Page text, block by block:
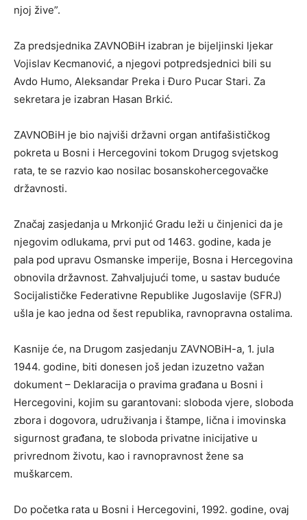
njoj žive”.
Za predsjednika ZAVNOBiH izabran je bijeljinski ljekar
Vojislav Kecmanović, a njegovi potpredsjednici bili su
Avdo Humo, Aleksandar Preka i Đuro Pucar Stari. Za
sekretara je izabran Hasan Brkić.
ZAVNOBiH je bio najviši državni organ antifašističkog
pokreta u Bosni i Hercegovini tokom Drugog svjetskog
rata, te se razvio kao nosilac bosanskohercegovačke
državnosti.
Značaj zasjedanja u Mrkonjić Gradu leži u činjenici da je
njegovim odlukama, prvi put od 1463. godine, kada je
pala pod upravu Osmanske imperije, Bosna i Hercegovina
obnovila državnost. Zahvaljujući tome, u sastav buduće
Socijalističke Federativne Republike Jugoslavije (SFRJ)
ušla je kao jedna od šest republika, ravnopravna ostalima.
Kasnije će, na Drugom zasjedanju ZAVNOBiH-a, 1. jula
1944. godine, biti donesen još jedan izuzetno važan
dokument – Deklaracija o pravima građana u Bosni i
Hercegovini, kojim su garantovani: sloboda vjere, sloboda
zbora i dogovora, udruživanja i štampe, lična i imovinska
sigurnost građana, te sloboda privatne inicijative u
privrednom životu, kao i ravnopravnost žene sa
muškarcem.
Do početka rata u Bosni i Hercegovini, 1992. godine, ovaj